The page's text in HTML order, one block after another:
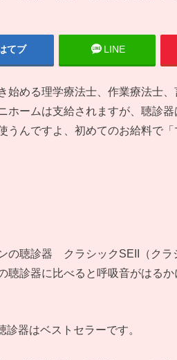
てブ LINE
始める理学療法士、作業療法士
ホームは支給されますが、聴診
うんですよ、初めてのお給料で
の聴診器 クラシックSEII（クラ
聴診器に比べると呼吸音がはる
器はベストセラーです。